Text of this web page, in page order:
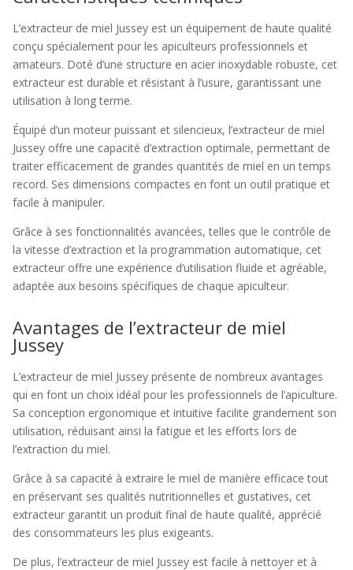
L’extracteur de miel Jussey est un équipement de haute qualité
conçu spécialement pour les apiculteurs professionnels et
amateurs. Doté d’une structure en acier inoxydable robuste, cet
extracteur est durable et résistant à l’usure, garantissant une
utilisation à long terme.
Équipé d’un moteur puissant et silencieux, l’extracteur de miel
Jussey offre une capacité d’extraction optimale, permettant de
traiter efficacement de grandes quantités de miel en un temps
record. Ses dimensions compactes en font un outil pratique et
facile à manipuler.
Grâce à ses fonctionnalités avancées, telles que le contrôle de
la vitesse d’extraction et la programmation automatique, cet
extracteur offre une expérience d’utilisation fluide et agréable,
adaptée aux besoins spécifiques de chaque apiculteur.
Avantages de l’extracteur de miel
Jussey
L’extracteur de miel Jussey présente de nombreux avantages
qui en font un choix idéal pour les professionnels de l’apiculture.
Sa conception ergonomique et intuitive facilite grandement son
utilisation, réduisant ainsi la fatigue et les efforts lors de
l’extraction du miel.
Grâce à sa capacité à extraire le miel de manière efficace tout
en préservant ses qualités nutritionnelles et gustatives, cet
extracteur garantit un produit final de haute qualité, apprécié
des consommateurs les plus exigeants.
De plus, l’extracteur de miel Jussey est facile à nettoyer et à